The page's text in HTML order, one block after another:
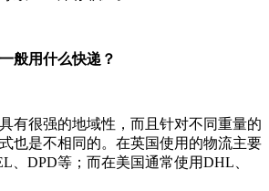
般用什么快递？
有很强的地域性，而且针对不同重量的
也是不相同的。在英国使用的物流主要
、DPD等；而在美国通常使用DHL、